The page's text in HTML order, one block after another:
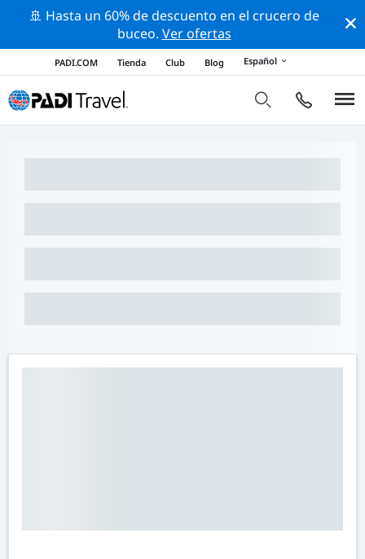
🚢 Hasta un 60% de descuento en el crucero de
buceo. Ver ofertas
PADI.COM Tienda Club Blog Español